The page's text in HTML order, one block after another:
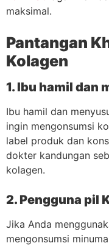
maksimal.
Pantangan
Kolagen
1. Ibu hamil dan
Ibu hamil dan
ingin mengonsumsi
label produk dan
dokter kandungan
kolagen.
2. Pengguna pil
Jika Anda
mengonsumsi